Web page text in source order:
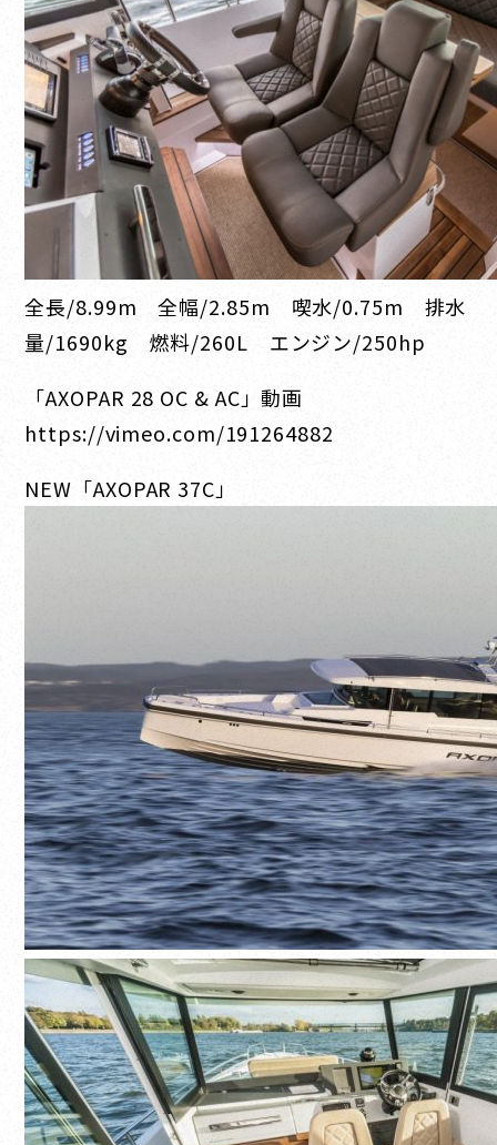
全長/8.99m 全幅/2.85m 喫水/0.75m 排水
量/1690kg 燃料/260L エンジン/250hp
「AXOPAR 28 OC & AC」動画
https://vimeo.com/191264882
NEW「AXOPAR 37C」